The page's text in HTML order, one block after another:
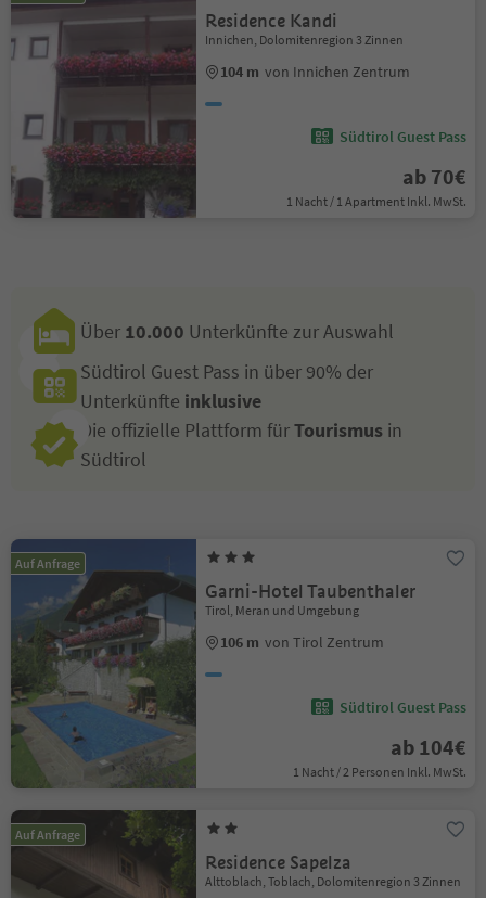
Residence Kandi
Innichen, Dolomitenregion 3 Zinnen
104 m von Innichen Zentrum
Südtirol Guest Pass
ab 70€
1 Nacht / 1 Apartment Inkl. MwSt.
Über 10.000 Unterkünfte zur Auswahl
Südtirol Guest Pass in über 90% der
Unterkünfte inklusive
Die offizielle Plattform fürTourismus in
Südtirol
Auf Anfrage
Garni-Hotel Taubenthaler
Tirol, Meran und Umgebung
106 m von Tirol Zentrum
Südtirol Guest Pass
ab 104€
1 Nacht / 2 Personen Inkl. MwSt.
Auf Anfrage
Residence Sapelza
Alttoblach, Toblach, Dolomitenregion 3 Zinnen